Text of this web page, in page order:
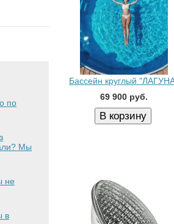
Бассейн круглый
69 900 руб.
по
Мы
не
в